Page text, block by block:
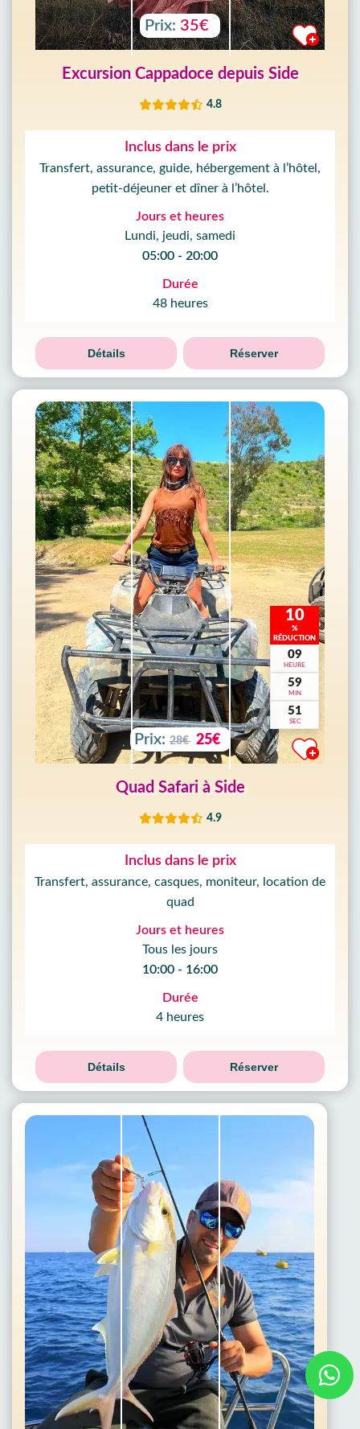
Prix: 35€
Excursion Cappadoce depuis Side
4.8
Inclus dans le prix
Transfert, assurance, guide, hébergement à l’hôtel,
petit-déjeuner et dîner à l’hôtel.
Jours et heures
Lundi, jeudi, samedi
05:00 - 20:00
Durée
48 heures
Détails Réserver
10
%
RÉDUCTION
09
HEURE
59
MIN
49
SEC
Prix: 28€ 25€
Quad Safari à Side
4.9
Inclus dans le prix
Transfert, assurance, casques, moniteur, location de
quad
Jours et heures
Tous les jours
10:00 - 16:00
Durée
4 heures
Détails Réserver